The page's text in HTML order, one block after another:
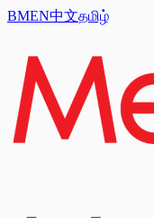
BMEN中文தமிழ்